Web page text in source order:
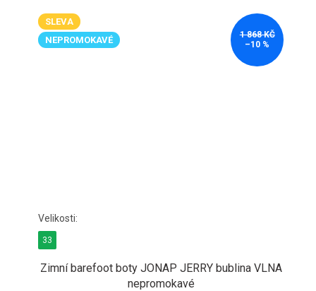
SLEVA
NEPROMOKAVÉ
1 868 KČ
–10 %
Zimní barefoot boty JONAP JERRY bublina VLNA
nepromokavé
33